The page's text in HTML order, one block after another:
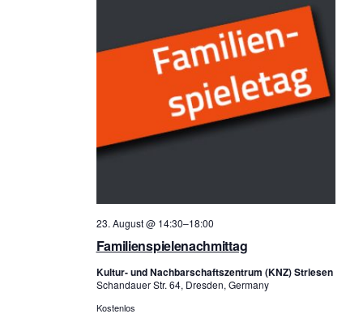
h
t
e
n
-
a
a
l
t
Familienspielenachmittag
23. August @ 14:30–18:00
Kultur- und Nachbarschaftszentrum (KNZ) Striesen
Schandauer Str. 64, Dresden, Germany
Kostenlos